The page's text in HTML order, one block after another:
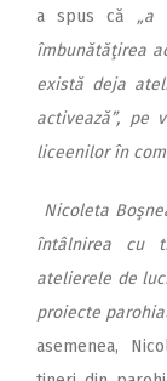
a spus că „a
îmbună­tăţirea
există deja
activează”, pe
liceenilor în
Nicoleta
întâlnirea cu
atelierele de
proiecte
asemenea,